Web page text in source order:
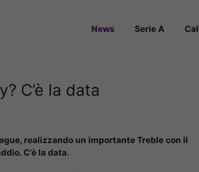
News Serie A
C’è la data
realizzando un importante Treble con il
C’è la data.